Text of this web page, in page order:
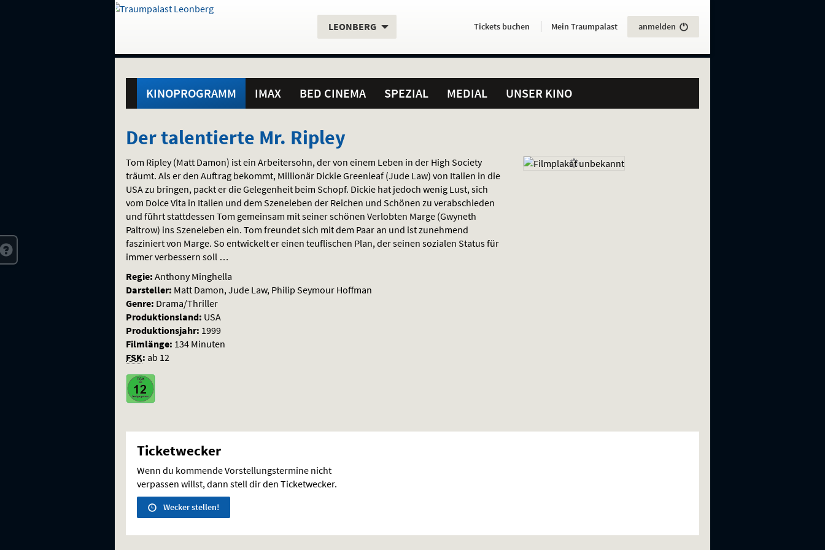
direkt
Inhalt
Menü
und
Gehe
Standortauswahl
Aktueller
LEONBERG. Servicefunktionen
Aktuelles
HierTickets buchen . Mein Traumpalast anmelden
KINOPROGRAMM IMAX BED CINEMA SPEZIAL MEDIAL UNSER KINO
Der
talentierte
Mr.
Ripley
Der talentierte Mr. Ripley
Tom Ripley (Matt Damon) ist ein Arbeitersohn, der von einem Leben in der High Society
träumt. Als er den Auftrag bekommt, Millionär Dickie Greenleaf (Jude Law) von Italien in die
USA zu bringen, packt er die Gelegenheit beim Schopf. Dickie hat jedoch wenig Lust, sich
vom Dolce Vita in Italien und dem Szeneleben der Reichen und Schönen zu verabschieden
und führt stattdessen Tom gemeinsam mit seiner schönen Verlobten Marge (Gwyneth
Paltrow) ins Szeneleben ein. Tom freundet sich mit dem Paar an und ist zunehmend
fasziniert von Marge. So entwickelt er einen teuflischen Plan, der seinen sozialen Status für
immer verbessern soll …
Regie: Anthony Minghella
Darsteller: Matt Damon, Jude Law, Philip Seymour Hoffman
Genre: Drama/Thriller
Produktionsland: USA
Produktionsjahr: 1999
Filmlänge: 134 Minuten
FSK: ab 12
Ticketwecker
Wenn du kommende Vorstellungstermine nicht
verpassen willst, dann stell dir den Ticketwecker.
Wecker stellen!